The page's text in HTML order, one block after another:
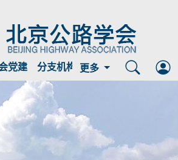
党建 分支机构 临时公示 信息公开
更多